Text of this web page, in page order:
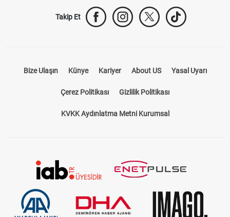
Takip Et
Bize Ulaşın Künye Kariyer About US Yasal Uyarı
Çerez Politikası Gizlilik Politikası
KVKK Aydınlatma Metni Kurumsal